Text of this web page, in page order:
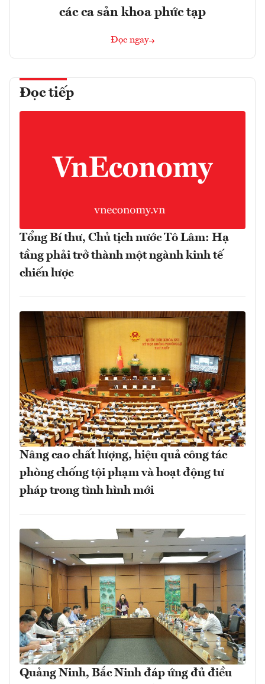
các ca sản khoa phức tạp
Đọc ngay
Đọc tiếp
Tổng Bí thư, Chủ tịch nước Tô Lâm: Hạ
tầng phải trở thành một ngành kinh tế
chiến lược
Nâng cao chất lượng, hiệu quả công tác
phòng chống tội phạm và hoạt động tư
pháp trong tình hình mới
Quảng Ninh, Bắc Ninh đáp ứng đủ điều